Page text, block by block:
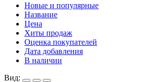
Новые и популярные
Название
Цена
Хиты продаж
Оценка покупателей
Дата добавления
В наличии
Вид: